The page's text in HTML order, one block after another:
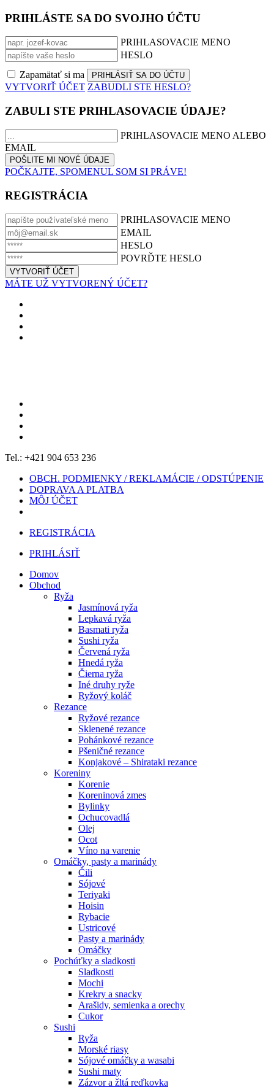
PRIHLÁSTE SA DO SVOJHO ÚČTU
PRIHLASOVACIE MENO
HESLO
Zapamätať si ma
VYTVORIŤ ÚČET ZABUDLI STE HESLO?
ZABULI STE PRIHLASOVACIE ÚDAJE?
PRIHLASOVACIE MENO ALEBO
EMAIL
POČKAJTE, SPOMENUL SOM SI PRÁVE!
REGISTRÁCIA
PRIHLASOVACIE MENO
EMAIL
HESLO
POVRĎTE HESLO
MÁTE UŽ VYTVORENÝ ÚČET?
Tel.: +421 904 653 236
OBCH. PODMIENKY / REKLAMÁCIE / ODSTÚPENIE
DOPRAVA A PLATBA
MÔJ ÚČET
REGISTRÁCIA
PRIHLÁSIŤ
Domov
Obchod
Ryža
Jasmínová ryža
Lepkavá ryža
Basmati ryža
Sushi ryža
Červená ryža
Hnedá ryža
Čierna ryža
Iné druhy ryže
Ryžový koláč
Rezance
Ryžové rezance
Sklenené rezance
Pohánkové rezance
Pšeničné rezance
Konjakové – Shirataki rezance
Koreniny
Korenie
Koreninová zmes
Bylinky
Ochucovadlá
Olej
Ocot
Víno na varenie
Omáčky, pasty a marinády
Čili
Sójové
Teriyaki
Hoisin
Rybacie
Ustricové
Pasty a marinády
Omáčky
Pochúťky a sladkosti
Sladkosti
Mochi
Krekry a snacky
Arašidy, semienka a orechy
Cukor
Sushi
Ryža
Morské riasy
Sójové omáčky a wasabi
Sushi maty
Zázvor a žltá reďkovka